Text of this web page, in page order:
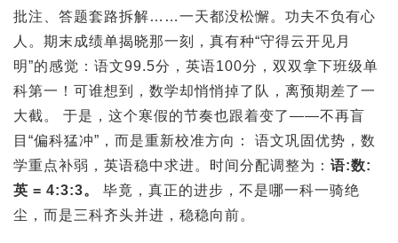
批注、答题套路拆解……一天都没松懈。功夫不负有心
人。期末成绩单揭晓那一刻，真有种“守得云开见月
明”的感觉：语文99.5分，英语100分，双双拿下班级单
科第一！可谁想到，数学却悄悄掉了队，离预期差了一
大截。 于是，这个寒假的节奏也跟着变了——不再盲
目“偏科猛冲”，而是重新校准方向： 语文巩固优势，数
学重点补弱，英语稳中求进。时间分配调整为： 语:数:
英 = 4:3:3。
毕竟，真正的进步，不是哪一科一骑绝
尘，而是三科齐头并进，稳稳向前。